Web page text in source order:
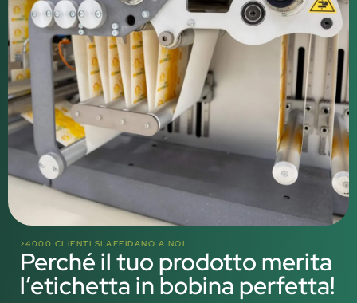
>4000 CLIENTI SI AFFIDANO A NOI
Perché il tuo prodotto merita
l’etichetta in bobina perfetta!